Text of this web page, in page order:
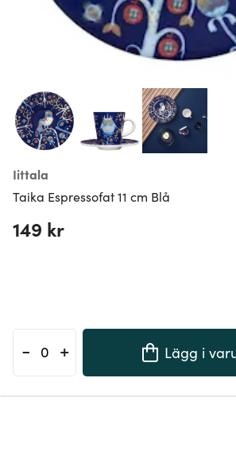
Iittala
Taika Espressofat 11 cm Blå
149 kr
- + Lägg i